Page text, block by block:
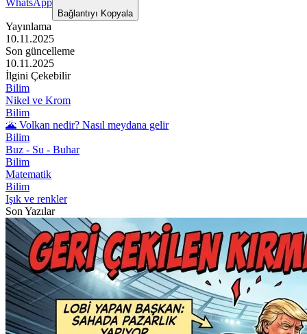
WhatsApp
Bağlantıyı Kopyala
Yayınlama
10.11.2025
Son güncelleme
10.11.2025
İlgini Çekebilir
Bilim
Nikel ve Krom
Bilim
🌋 Volkan nedir? Nasıl meydana gelir
Bilim
Buz - Su - Buhar
Bilim
Matematik
Bilim
Işık ve renkler
Son Yazılar